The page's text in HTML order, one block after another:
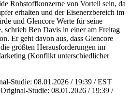
Rohstoffkonzerne von Vorteil sein, da
erhalten und der Eisenerzbereich im
und Glencore Werte für seine
schrieb Ben Davis in einer am Freitag
Er geht davon aus, dass Glencore
größten Herausforderungen im
(Konflikt unterschiedlicher
Studie: 08.01.2026 / 19:39 / EST
Studie: 08.01.2026 / 19:39 /